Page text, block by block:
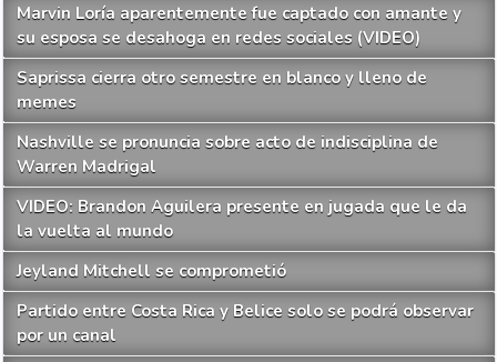
Marvin Loría aparentemente fue captado con amante y
su esposa se desahoga en redes sociales (VIDEO)
Saprissa cierra otro semestre en blanco y lleno de
memes
Nashville se pronuncia sobre acto de indisciplina de
Warren Madrigal
VIDEO: Brandon Aguilera presente en jugada que le da
la vuelta al mundo
Jeyland Mitchell se comprometió
Partido entre Costa Rica y Belice solo se podrá observar
por un canal